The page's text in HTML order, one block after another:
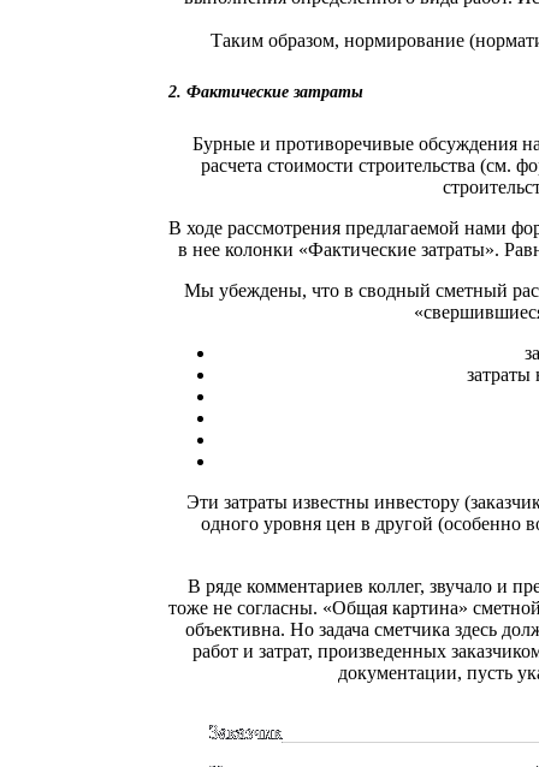
Таким образом, нормирование
2. Фактические затраты
Бурные и противоречивые обсуждения
расчета стоимости строительства
В ходе рассмотрения предлагаемой нами
в нее колонки «Фактические затраты».
Мы убеждены, что в сводный сметный
Эти затраты известны инвестору
одного уровня цен в другой (особенно
В ряде комментариев коллег, звучало и
тоже не согласны. «Общая картина»
объективна. Но задача сметчика здесь
работ и затрат, произведенных
документации, пусть